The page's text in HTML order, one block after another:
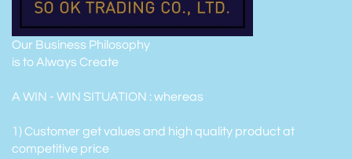
Our Business Philosophy
is to Always Create
A WIN - WIN SITUATION : whereas
1) Customer get values and high quality product at
competitive price